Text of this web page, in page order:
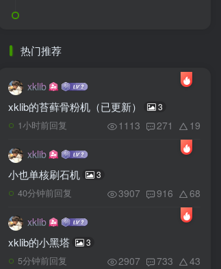
热门推荐
xklib
xklib的苔藓骨粉机（已更新） 3
1小时前回复 1113 271 19
xklib
小也单核刷石机 3
40分钟前回复 3907 916 68
xklib
xklib的小黑塔 3
5分钟前回复 2907 733 43